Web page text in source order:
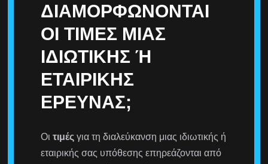
ΔΙΑΜΟΡΦΏΝΟΝΤΑΙ
ΟΙ ΤΙΜΈΣ ΜΙΑΣ
ΙΔΙΩΤΙΚΉΣ Ή Ε
ΤΑΙΡΙΚΉΣ Έ
ΡΕΥΝΑΣ;
Οιτιμές για τη διαλεύκανση μιας ιδιωτικής ή
εταιρικής σας υπόθεσης επηρεάζονται από